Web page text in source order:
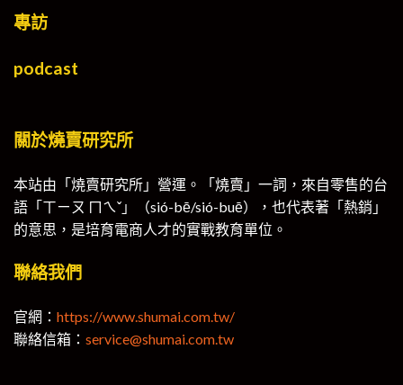
專訪
podcast
關於燒賣研究所
本站由「燒賣研究所」營運。「燒賣」一詞，來自零售的台
語「ㄒㄧㄡ ㄇㄟˇ」（sió-bē/sió-buē），也代表著「熱銷」
的意思，是培育電商人才的實戰教育單位。
聯絡我們
官網： https://www.shumai.com.tw/
聯絡信箱： service@shumai.com.tw